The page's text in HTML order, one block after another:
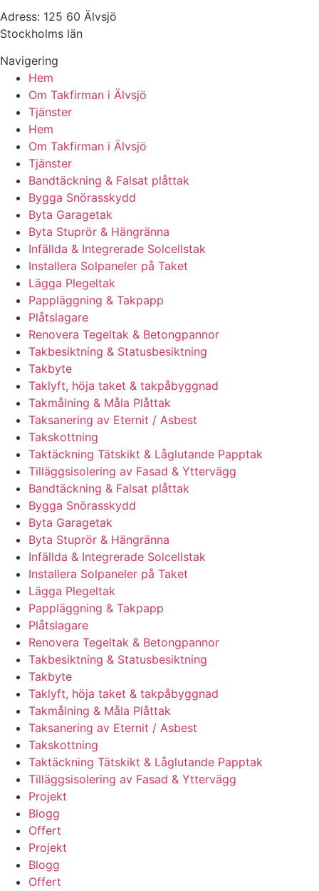
Adress: 125 60 Älvsjö
Stockholms län
Navigering
Hem
Om Takfirman i Älvsjö
Tjänster
Hem
Om Takfirman i Älvsjö
Tjänster
Bandtäckning & Falsat plåttak
Bygga Snörasskydd
Byta Garagetak
Byta Stuprör & Hängränna
Infällda & Integrerade Solcellstak
Installera Solpaneler på Taket
Lägga Plegeltak
Pappläggning & Takpapp
Plåtslagare
Renovera Tegeltak & Betongpannor
Takbesiktning & Statusbesiktning
Takbyte
Taklyft, höja taket & takpåbyggnad
Takmålning & Måla Plåttak
Taksanering av Eternit / Asbest
Takskottning
Taktäckning Tätskikt & Låglutande Papptak
Tilläggsisolering av Fasad & Yttervägg
Bandtäckning & Falsat plåttak
Bygga Snörasskydd
Byta Garagetak
Byta Stuprör & Hängränna
Infällda & Integrerade Solcellstak
Installera Solpaneler på Taket
Lägga Plegeltak
Pappläggning & Takpapp
Plåtslagare
Renovera Tegeltak & Betongpannor
Takbesiktning & Statusbesiktning
Takbyte
Taklyft, höja taket & takpåbyggnad
Takmålning & Måla Plåttak
Taksanering av Eternit / Asbest
Takskottning
Taktäckning Tätskikt & Låglutande Papptak
Tilläggsisolering av Fasad & Yttervägg
Projekt
Blogg
Offert
Projekt
Blogg
Offert